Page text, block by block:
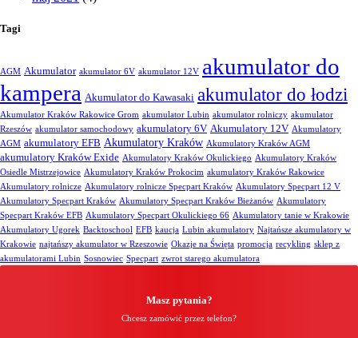
Tagi
AGM Akumulator akumulator 6V akumulator 12V akumulator do
kampera Akumulator do Kawasaki akumulator do łodzi
Akumulator Kraków Rakowice Grom akumulator Lubin akumulator rolniczy akumulator
Rzeszów akumulator samochodowy akumulatory 6V Akumulatory 12V Akumulatory
AGM akumulatory EFB Akumulatory Kraków Akumulatory Kraków AGM
akumulatory Kraków Exide Akumulatory Kraków Okulickiego Akumulatory Kraków
Osiedle Mistrzejowice Akumulatory Kraków Prokocim akumulatory Kraków Rakowice
Akumulatory rolnicze Akumulatory rolnicze Specpart Kraków Akumulatory Specpart 12 V
Akumulatory Specpart Kraków Akumulatory Specpart Kraków Bieżanów Akumulatory
Specpart Kraków EFB Akumulatory Specpart Okulickiego 66 Akumulatory tanie w Krakowie
Akumulatory Ugorek Backtoschool EFB kaucja Lubin akumulatory Najtańsze akumulatory w
Krakowie najtańszy akumulator w Rzeszowie Okazje na Święta promocja recykling sklep z
akumulatorami Lubin Sosnowiec Specpart zwrot starego akumulatora
Masz pytania?
Chcesz zamówić przez telefon?